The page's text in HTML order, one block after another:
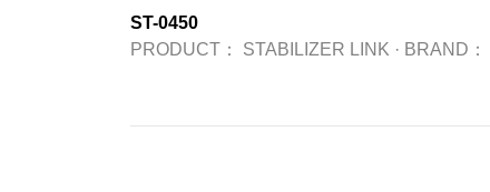
ST-0450
PRODUCT：
STABILIZER LINK · BRAND：